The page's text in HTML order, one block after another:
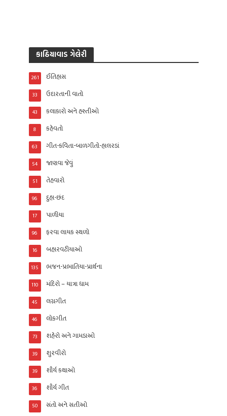
કાઠિયાવાડ ગેલેરી
ઈતિહાસ
261
ઉદારતાની વાતો
33
કલાકારો અને હસ્તીઓ
43
કહેવતો
8
ગીત-કવિતા-બાળગીતો-હાલરડાં
63
જાણવા જેવું
54
તેહવારો
51
દુહા-છંદ
96
પાળીયા
17
ફરવા લાયક સ્થળો
96
બહારવટીયાઓ
16
ભજન-પ્રભાતિયા-પ્રાર્થના
135
મંદિરો – યાત્રા ધામ
110
લગ્નગીત
45
લોકગીત
46
શહેરો અને ગામડાઓ
73
શુરવીરો
39
શૌર્ય કથાઓ
39
શૌર્ય ગીત
36
સંતો અને સતીઓ
50